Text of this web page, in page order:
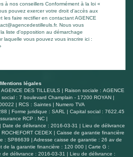
à nos conseillers Conformément à la loi «
pouvez exercer votre droit d'accès aux
les faire rectifier en contactant AGENCE
Nous vous
liste d'opposition au démarchage
laquelle vous pouvez vous inscrire ici :
Mentions légales
DES TILLEULS | Raison sociale : AGENCE
: 7 boulevard Champlain - 17200 ROYAN |
| RCS : Saintes | Numero TVA
| Forme juridique : SARL | Capital social : 7622.45
RCP : NC |
de délivrance : 2016-03-31 | Lieu de délivrance
CEDEX | Caisse de garantie financière
: SP86639 | Adresse caisse de garantie : 26 av de
de la garantie financière : 120 000 | Carte G :
délivrance : 2016-03-31 | Lieu de délivrance :